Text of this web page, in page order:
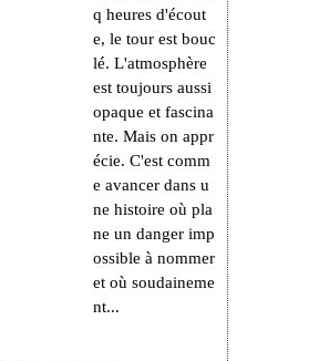
q heures d'écout
e, le tour est bouc
lé. L'atmosphère
est toujours aussi
opaque et fascina
nte. Mais on appr
écie. C'est comm
e avancer dans u
ne histoire où pla
ne un danger imp
ossible à nommer
et où soudaineme
nt...